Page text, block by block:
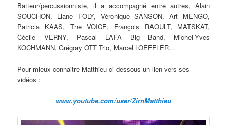
Batteur/percussionniste, il a accompagné entre autres, Alain
SOUCHON, Liane FOLY, Véronique SANSON, Art MENGO,
Patricia KAAS, The VOICE, François RAOULT, MATSKAT,
Cécile VERNY, Pascal LAFA Big Band, Michel-Yves
KOCHMANN, Grégory OTT Trio, Marcel LOEFFLER…
Pour mieux connaitre Matthieu ci-dessous un lien vers ses
vidéos :
www.youtube.com/user/ZirnMatthieu